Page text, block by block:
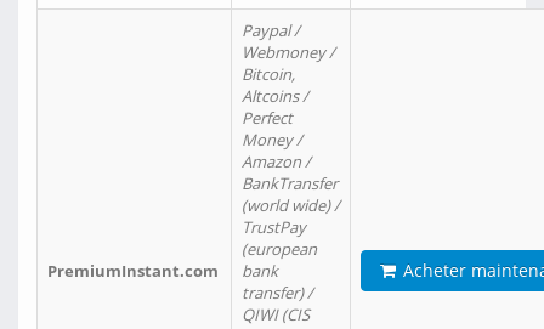
PremiumInstant.com
Paypal /
Webmoney /
Bitcoin,
Altcoins /
Perfect
Money /
Amazon /
BankTransfer
(world wide) /
TrustPay
(european
bank
transfer) /
QIWI (CIS
Acheter